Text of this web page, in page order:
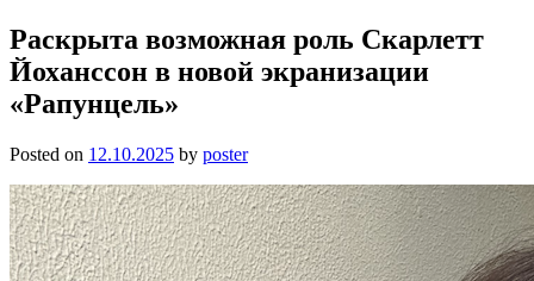
Раскрыта возможная роль Скарлетт
Йоханссон в новой экранизации
«Рапунцель»
Posted on 12.10.2025 by poster